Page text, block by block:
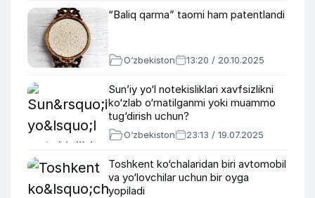
“Baliq qarma” taomi ham patentlandi
O‘zbekiston 13:20 / 20.10.2025
Sun’iy yo‘l notekisliklari xavfsizlikni
ko‘zlab o‘rnatilganmi yoki muammo
tug‘dirish uchun?
O‘zbekiston 23:13 / 19.07.2025
Toshkent ko‘chalaridan biri avtomobil
va yo‘lovchilar uchun bir oyga
yopiladi